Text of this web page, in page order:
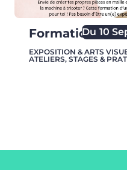
Formation
Du 10
EXPOSITION & ARTS
ATELIERS, STAGES &